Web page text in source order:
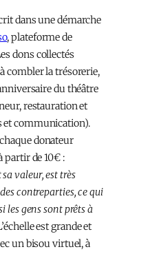
dans une démarche
, plateforme de
dons collectés
combler la trésorerie,
du théâtre
restauration et
et communication).
donateur
partir de 10€ :
valeur, est très
contreparties, ce qui
les gens sont prêts à
est grande et
un bisou virtuel, à